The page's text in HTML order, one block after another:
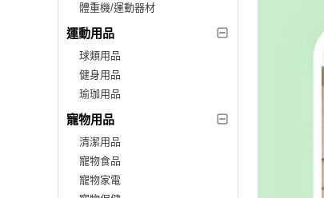
體重機/運動器材
運動用品
球類用品
健身用品
瑜珈用品
寵物用品
清潔用品
寵物食品
寵物家電